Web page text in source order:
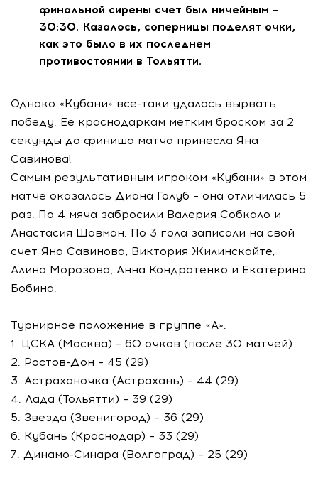
финальной сирены счет был ничейным –
30:30. Казалось, соперницы поделят очки,
как это было в их последнем
противостоянии в Тольятти.
Однако «Кубани» все-таки удалось вырвать
победу. Ее краснодаркам метким броском за 2
секунды до финиша матча принесла Яна
Савинова!
Самым результативным игроком «Кубани» в этом
матче оказалась Диана Голуб – она отличилась 5
раз. По 4 мяча забросили Валерия Собкало и
Анастасия Шавман. По 3 гола записали на свой
счет Яна Савинова, Виктория Жилинскайте,
Алина Морозова, Анна Кондратенко и Екатерина
Бобина.
Турнирное положение в группе «А»:
1. ЦСКА (Москва) – 60 очков (после 30 матчей)
2. Ростов-Дон – 45 (29)
3. Астраханочка (Астрахань) – 44 (29)
4. Лада (Тольятти) – 39 (29)
5. Звезда (Звенигород) – 36 (29)
6. Кубань (Краснодар) – 33 (29)
7. Динамо-Синара (Волгоград) – 25 (29)